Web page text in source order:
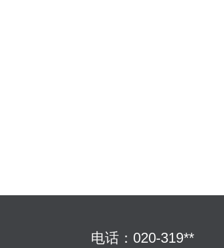
电话：020-319**